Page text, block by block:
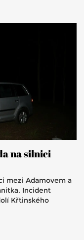
na silnici
mezi Adamovem a
Incident
Křtinského